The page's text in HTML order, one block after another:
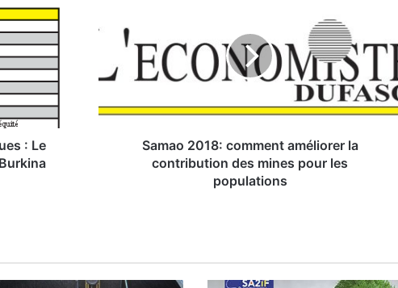
: Le
2
1
t
a
Samao 2018: comment améliorer la
contribution des mines pour les
populations